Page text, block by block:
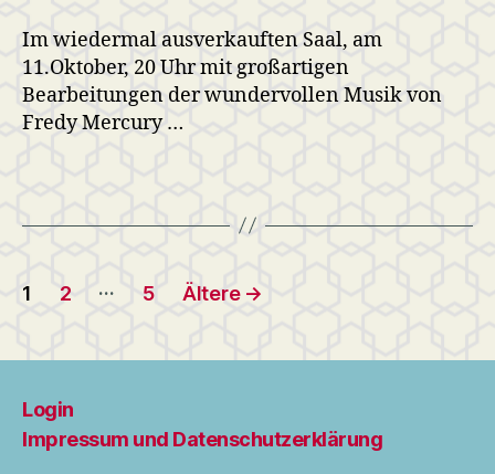
Im wiedermal ausverkauften Saal, am
11.Oktober, 20 Uhr mit großartigen
Bearbeitungen der wundervollen Musik von
Fredy Mercury …
Seitennummerierung
Beiträge
1 2 … 5 Ältere →
Login
Impressum und Datenschutzerklärung